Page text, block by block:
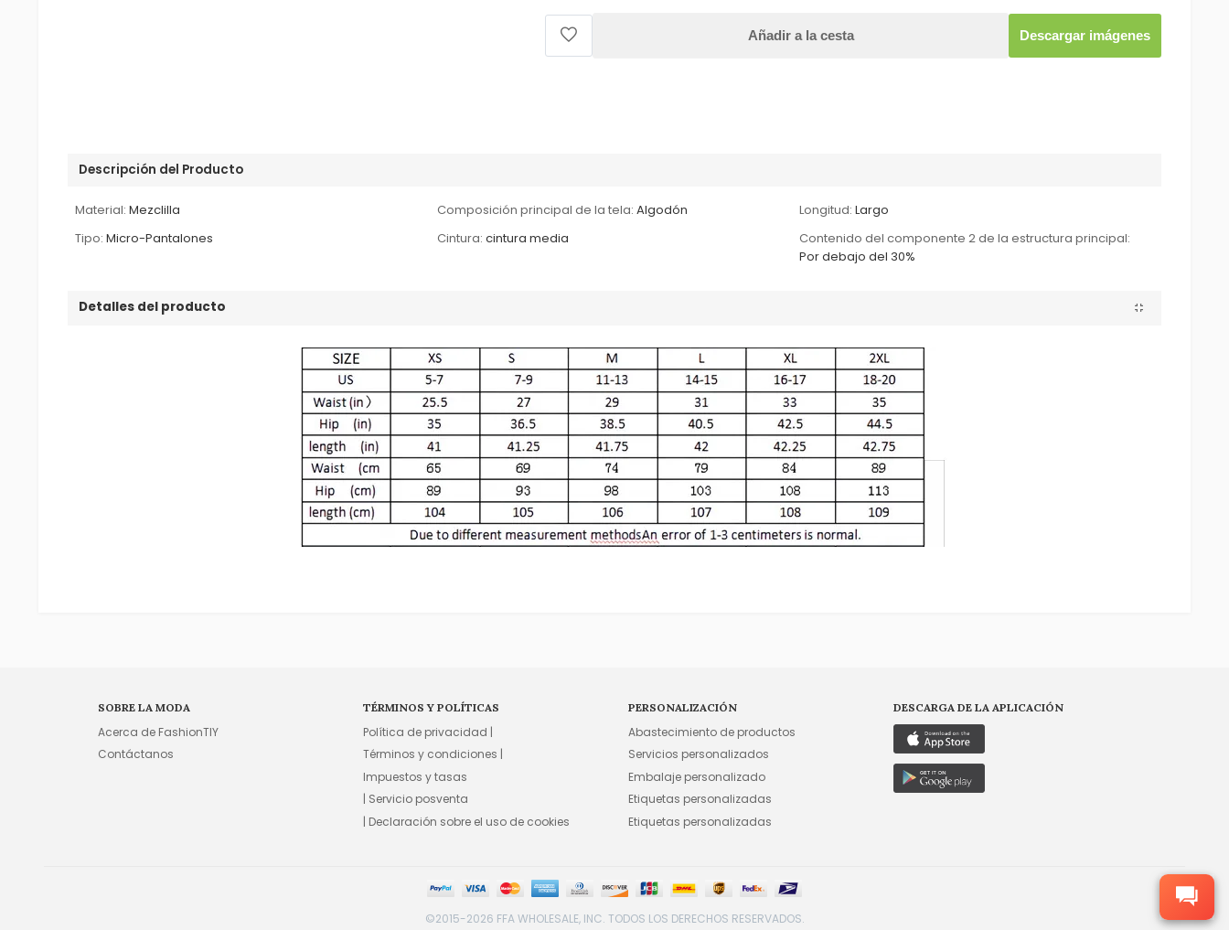
Añadir a la cesta Descargar imágenes
Descripción del Producto
Material: Mezclilla Composición principal de la tela: Algodón Longitud: Largo
Tipo: Micro-Pantalones Cintura: cintura media
Contenido del componente 2 de la estructura principal:
Por debajo del 30%
Detalles del producto
SOBRE LA MODA
Acerca de FashionTIY
Contáctanos
TÉRMINOS Y POLÍTICAS
Política de privacidad |
Términos y condiciones |
Impuestos y tasas
| Servicio posventa
| Declaración sobre el uso de cookies
PERSONALIZACIÓN
Abastecimiento de productos
Servicios personalizados
Embalaje personalizado
Etiquetas personalizadas
Etiquetas personalizadas
DESCARGA DE LA APLICACIÓN
©2015-2026 FFA WHOLESALE, INC. TODOS LOS DERECHOS RESERVADOS.